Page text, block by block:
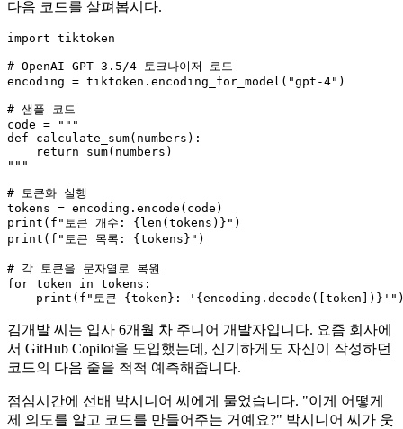
다음 코드를 살펴봅시다.
import tiktoken
# OpenAI GPT-3.5/4 토크나이저 로드
encoding = tiktoken.encoding_for_model( "gpt-4" )
# 샘플 코드
code =
"""
def calculate_sum(numbers):
    return sum(numbers)
"""
# 토큰화 실행
print ( f"토큰 개수: { len (tokens)} "
print ( f"토큰 목록: {tokens} " )
# 각 토큰을 문자열로 복원
for token in tokens:
print ( f"토큰 {token} : ' {encoding.decode([token])} '"
김개발 씨는 입사 6개월 차 주니어 개발자입니다. 요즘 회사에
서 GitHub Copilot을 도입했는데, 신기하게도 자신이 작성하던
코드의 다음 줄을 척척 예측해줍니다.
점심시간에 선배 박시니어 씨에게 물었습니다. "이게 어떻게
제 의도를 알고 코드를 만들어주는 거예요?" 박시니어 씨가 웃